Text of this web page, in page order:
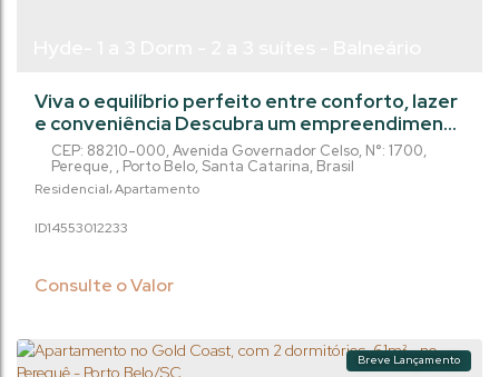
Residencial Apartamento
Consulte o Valor
2233
1455301
CEP: 88210-000,Avenida Governador Celso, N°: 1700,
Pereque , Porto Belo, Santa Catarina, Brasil
Viva o equilíbrio perfeito entre conforto, lazer
e conveniência Descubra um empreendimento
moderno, pensado para oferecer bem-estar e
qualidade de vida em cada detalhe. Com 32
pavimentos, com opções de 1 a 3 dormitórios,
projeto se adapta ao seu estilo de vida, seja
são amplos, bem distribuídos e...
Breve Lançamento